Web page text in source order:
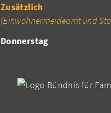
Zusätzlich
(Einwohnermeldeamt und
Donnerstag